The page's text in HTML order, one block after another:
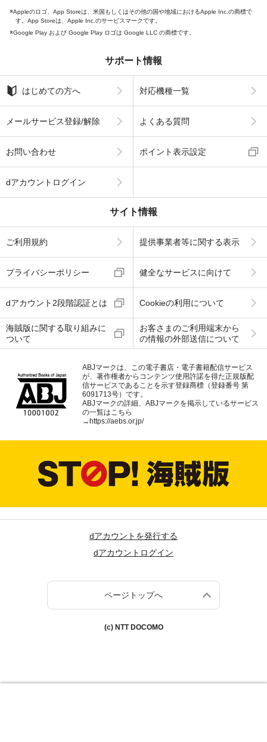
Appleのロゴ、App Storeは、米国もしくはその他の国や地域におけるApple Inc.の商標で
す。App Storeは、Apple Inc.のサービスマークです。
Google Play および Google Play ロゴは Google LLC の商標です。
サポート情報
はじめての方へ 対応機種一覧
メールサービス登録/解除 よくある質問
お問い合わせ ポイント表示設定
dアカウントログイン
サイト情報
ご利用規約 提供事業者等に関する表示
プライバシーポリシー 健全なサービスに向けて
dアカウント2段階認証とは Cookieの利用について
海賊版に関する取り組みに
ついて
お客さまのご利用端末から
の情報の外部送信について
ABJマークは、この電子書店・電子書籍配信サービス
が、著作権者からコンテンツ使用許諾を得た正規版配
信サービスであることを示す登録商標（登録番号 第
6091713号）です。
ABJマークの詳細、ABJマークを掲示しているサービス
の一覧はこちら
→ https://aebs.or.jp/
dアカウントを発行する
dアカウントログイン
ページトップへ
(c) NTT DOCOMO